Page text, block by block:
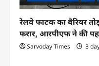
a
t
i
रेलवे फाटक का बैरियर
फरार, आरपीएफ ने की
Sarvoday Times 3